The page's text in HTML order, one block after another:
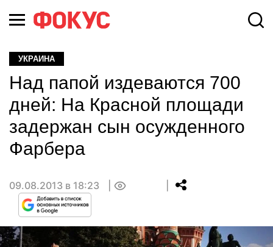
УКРАИНА
Над папой издеваются 700
дней: На Красной площади
задержан сын осужденного
Фарбера
09.08.2013 в 18:23